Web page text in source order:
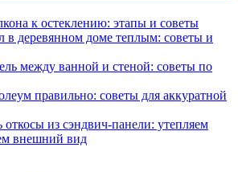
к остеклению: этапы и советы
в деревянном доме теплым: советы и
между ванной и стеной: советы по
правильно: советы для аккуратной
откосы из сэндвич-панели: утепляем
внешний вид